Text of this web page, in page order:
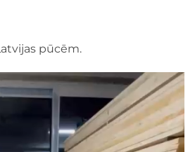
pūcēm.